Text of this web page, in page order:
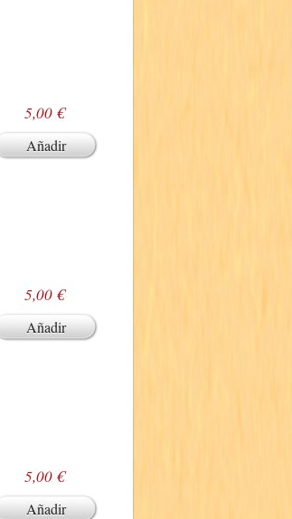
5,00 €
Añadir
5,00 €
Añadir
5,00 €
Añadir